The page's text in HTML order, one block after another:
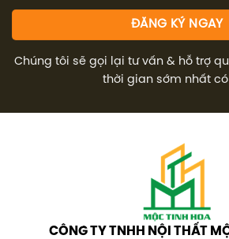
Chúng tôi sẽ gọi lại tư vấn & hỗ trợ
thời gian sớm nhất có
CÔNG TY TNHH NỘI THẤT